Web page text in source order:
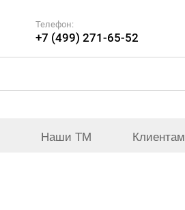
Телефон:
+7 (499) 271-65-52
Наши ТМ Клиентам